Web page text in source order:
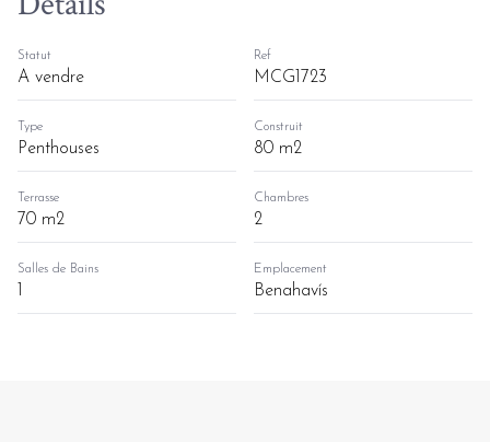
Statut
A vendre
Ref
MCG1723
Type
Penthouses
Construit
80 m2
Terrasse
70 m2
Chambres
2
Salles de Bains Emplacement
Benahavís